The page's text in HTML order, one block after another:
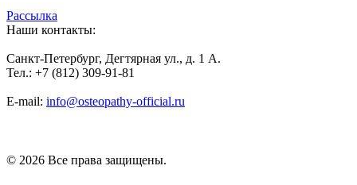
Рассылка
Наши контакты:
Санкт-Петербург, Дегтярная ул., д. 1 А.
Тел.: +7 (812) 309-91-81
E-mail: info@osteopathy-official.ru
© 2026 Все права защищены.